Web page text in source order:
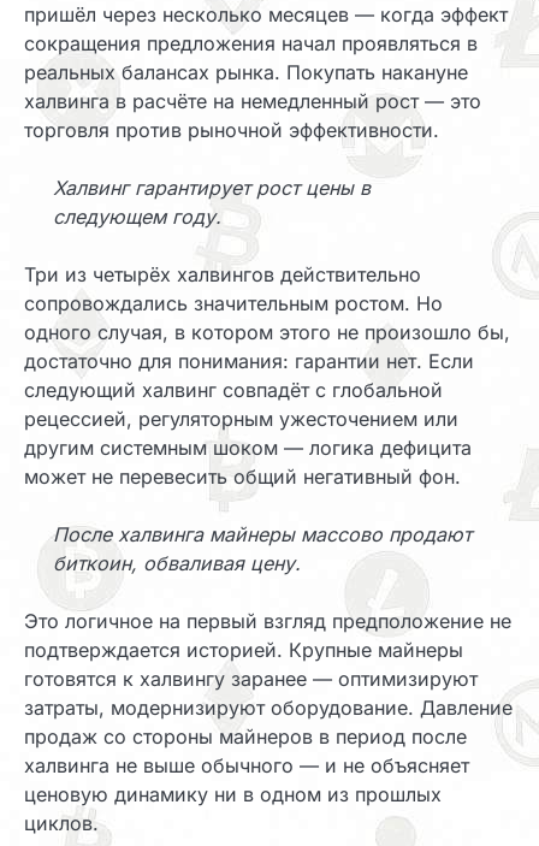
пришёл через несколько месяцев — когда эффект
сокращения предложения начал проявляться в
реальных балансах рынка. Покупать накануне
халвинга в расчёте на немедленный рост — это
торговля против рыночной эффективности.
Халвинг гарантирует рост цены в
следующем году.
Три из четырёх халвингов действительно
сопровождались значительным ростом. Но
одного случая, в котором этого не произошло бы,
достаточно для понимания: гарантии нет. Если
следующий халвинг совпадёт с глобальной
рецессией, регуляторным ужесточением или
другим системным шоком — логика дефицита
может не перевесить общий негативный фон.
После халвинга майнеры массово продают
биткоин, обваливая цену.
Это логичное на первый взгляд предположение не
подтверждается историей. Крупные майнеры
готовятся к халвингу заранее — оптимизируют
затраты, модернизируют оборудование. Давление
продаж со стороны майнеров в период после
халвинга не выше обычного — и не объясняет
ценовую динамику ни в одном из прошлых
циклов.